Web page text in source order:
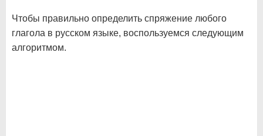
Чтобы правильно определить спряжение любого
глагола в русском языке, воспользуемся следующим
алгоритмом.